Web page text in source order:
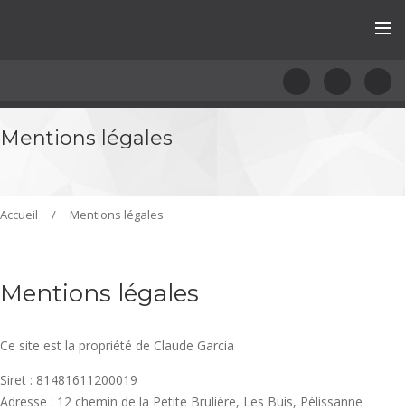
Mentions légales
Accueil / Mentions légales
Mentions légales
Ce site est la propriété de Claude Garcia
Siret : 81481611200019
Adresse : 12 chemin de la Petite Brulière, Les Buis, Pélissanne